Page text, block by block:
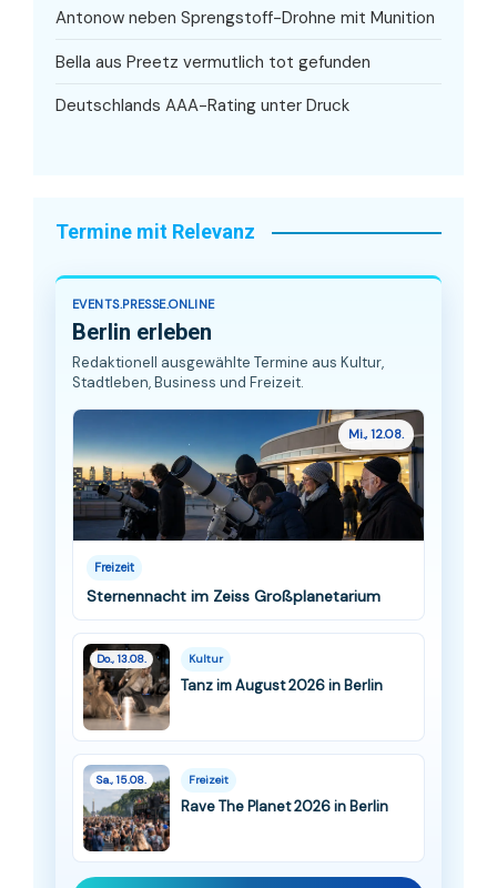
Antonow neben Sprengstoff-Drohne mit Munition
Bella aus Preetz vermutlich tot gefunden
Deutschlands AAA-Rating unter Druck
Termine mit Relevanz
EVENTS.PRESSE.ONLINE
Berlin erleben
Redaktionell ausgewählte Termine aus Kultur,
Stadtleben, Business und Freizeit.
Mi., 12.08.
Freizeit
Sternennacht im Zeiss Großplanetarium
Do., 13.08. Kultur
Tanz im August 2026 in Berlin
Sa., 15.08. Freizeit
Rave The Planet 2026 in Berlin